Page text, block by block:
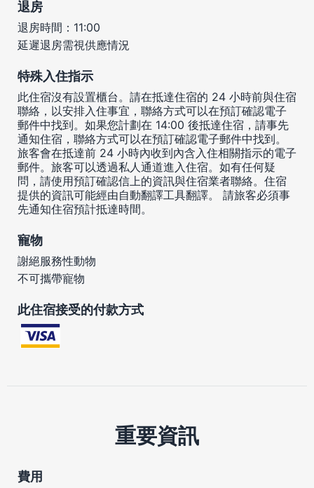
退房
退房時間：11:00
延遲退房需視供應情況
特殊入住指示
此住宿沒有設置櫃台。請在抵達住宿的 24 小時前與住宿
聯絡，以安排入住事宜，聯絡方式可以在預訂確認電子
郵件中找到。如果您計劃在 14:00 後抵達住宿，請事先
通知住宿，聯絡方式可以在預訂確認電子郵件中找到。
旅客會在抵達前 24 小時內收到內含入住相關指示的電子
郵件。旅客可以透過私人通道進入住宿。如有任何疑
問，請使用預訂確認信上的資訊與住宿業者聯絡。住宿
提供的資訊可能經由自動翻譯工具翻譯。 請旅客必須事
先通知住宿預計抵達時間。
寵物
謝絕服務性動物
不可攜帶寵物
此住宿接受的付款方式
重要資訊
費用